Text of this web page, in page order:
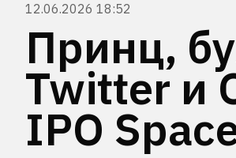
12.06.2026 18:52
Принц,
Twitter и
IPO